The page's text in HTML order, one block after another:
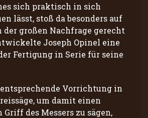
sich praktisch in sich
lässt, stoß da besonders auf
der großen Nachfrage gerecht
Joseph Opinel eine
Fertigung in Serie für seine
Vorrichtung in
um damit einen
des Messers zu sägen,